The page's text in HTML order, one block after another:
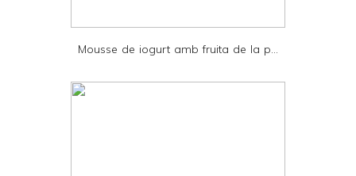
Mousse de iogurt amb fruita de la p...